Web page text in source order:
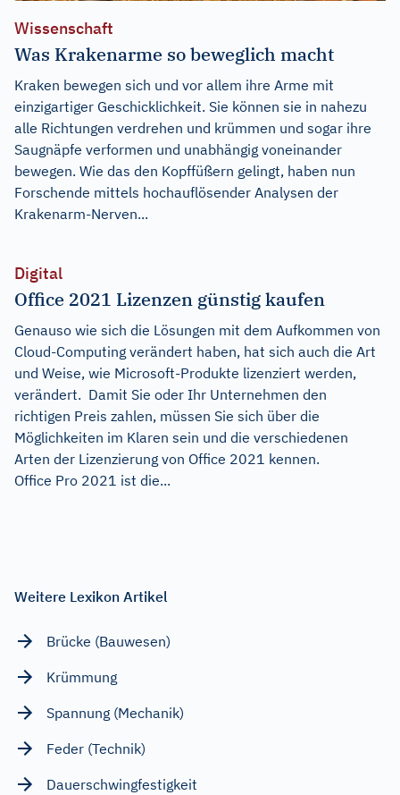
Wissenschaft
Was Krakenarme so beweglich macht
Kraken bewegen sich und vor allem ihre Arme mit
einzigartiger Geschicklichkeit. Sie können sie in nahezu
alle Richtungen verdrehen und krümmen und sogar ihre
Saugnäpfe verformen und unabhängig voneinander
bewegen. Wie das den Kopffüßern gelingt, haben nun
Forschende mittels hochauflösender Analysen der
Krakenarm-Nerven...
Digital
Office 2021 Lizenzen günstig kaufen
Genauso wie sich die Lösungen mit dem Aufkommen von
Cloud-Computing verändert haben, hat sich auch die Art
und Weise, wie Microsoft-Produkte lizenziert werden,
verändert. Damit Sie oder Ihr Unternehmen den
richtigen Preis zahlen, müssen Sie sich über die
Möglichkeiten im Klaren sein und die verschiedenen
Arten der Lizenzierung von Office 2021 kennen.
Office Pro 2021 ist die...
Weitere Lexikon Artikel
Brücke (Bauwesen)
Krümmung
Spannung (Mechanik)
Feder (Technik)
Dauerschwingfestigkeit